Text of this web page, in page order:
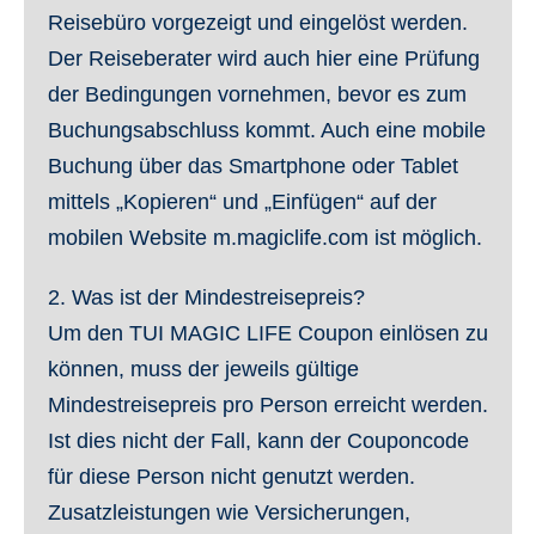
Reisebüro vorgezeigt und eingelöst werden.
Der Reiseberater wird auch hier eine Prüfung
der Bedingungen vornehmen, bevor es zum
Buchungsabschluss kommt. Auch eine mobile
Buchung über das Smartphone oder Tablet
mittels „Kopieren“ und „Einfügen“ auf der
mobilen Website m.magiclife.com ist möglich.
2. Was ist der Mindestreisepreis?
Um den TUI MAGIC LIFE Coupon einlösen zu
können, muss der jeweils gültige
Mindestreisepreis pro Person erreicht werden.
Ist dies nicht der Fall, kann der Couponcode
für diese Person nicht genutzt werden.
Zusatzleistungen wie Versicherungen,